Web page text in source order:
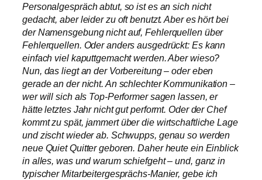
Personalgespräch abtut, so ist es an sich nicht
gedacht, aber leider zu oft benutzt. Aber es hört bei
der Namensgebung nicht auf, Fehlerquellen über
Fehlerquellen. Oder anders ausgedrückt: Es kann
einfach viel kaputtgemacht werden. Aber wieso?
Nun, das liegt an der Vorbereitung – oder eben
gerade an der nicht. An schlechter Kommunikation –
wer will sich als Top-Performer sagen lassen, er
hätte letztes Jahr nicht gut performt. Oder der Chef
kommt zu spät, jammert über die wirtschaftliche Lage
und zischt wieder ab. Schwupps, genau so werden
neue Quiet Quitter geboren. Daher heute ein Einblick
in alles, was und warum schiefgeht – und, ganz in
typischer Mitarbeitergesprächs-Manier, gebe ich